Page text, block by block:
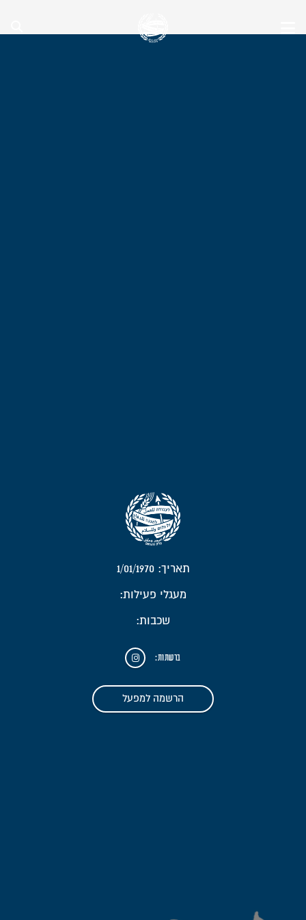
תאריך: 1/01/1970
מעגלי פעילות:
שכבות:
ברשתות:
הרשמה למפעל